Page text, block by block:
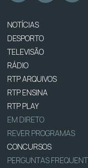
NOTÍCIAS
DESPORTO
TELEVISÃO
RÁDIO
RTP ARQUIVOS
RTP ENSINA
RTP PLAY
EM DIRETO
REVER PROGRAMAS
CONCURSOS
PERGUNTAS